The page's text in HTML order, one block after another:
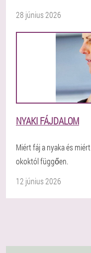
28 június 2026
NYAKI FÁJDALOM
Miért fáj a nyaka és
okoktól függően.
12 június 2026